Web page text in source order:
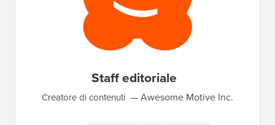
Staff editoriale
Creatore di contenuti Awesome Motive Inc.